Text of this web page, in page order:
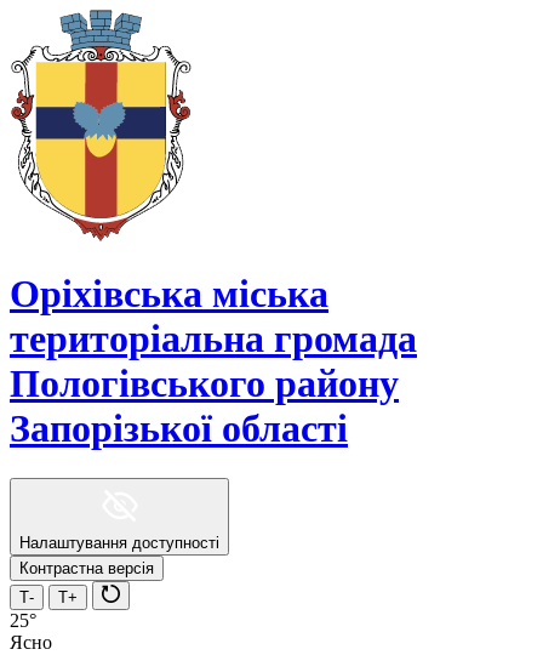
Оріхівська міська
територіальна громада
Пологівського району
Запорізької області
Налаштування доступності
Контрастна версія
Т-
Т+
25°
Ясно